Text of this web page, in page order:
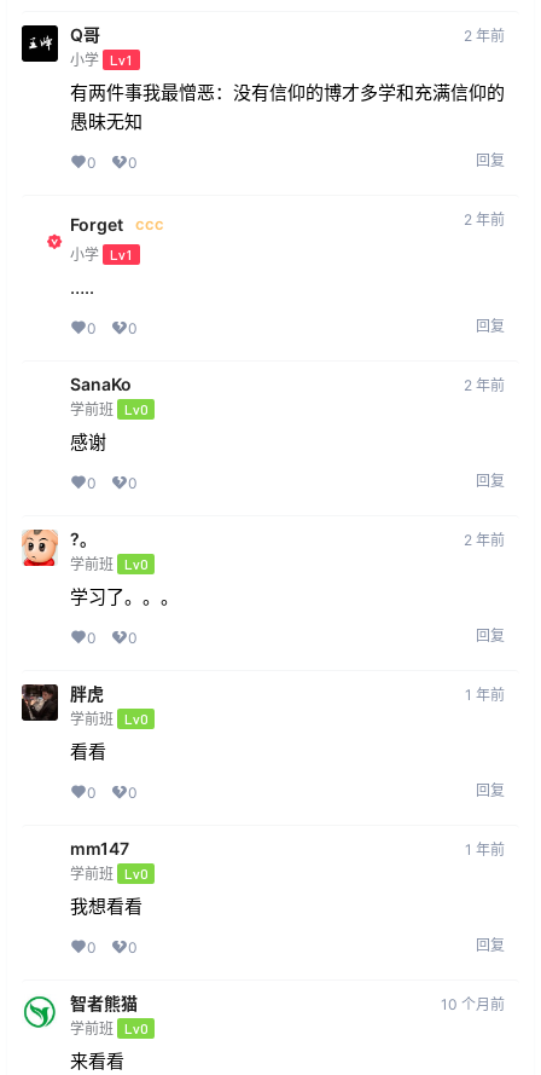
Q哥
小学 Lv1
2 年前
有两件事我最憎恶：没有信仰的博才多学和充满信仰的
愚昧无知
0 0 回复
Forget ccc
小学 Lv1
2 年前
…..
0 0 回复
SanaKo
学前班 Lv0
2 年前
感谢
0 0 回复
?。
学前班 Lv0
2 年前
学习了。。。
0 0 回复
胖虎
学前班 Lv0
1 年前
看看
0 0 回复
mm147
学前班 Lv0
1 年前
我想看看
0 0 回复
智者熊猫
学前班 Lv0
10 个月前
来看看